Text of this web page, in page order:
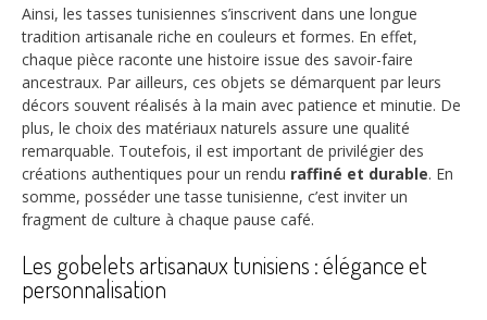
Ainsi, les tasses tunisiennes s’inscrivent dans une longue
tradition artisanale riche en couleurs et formes. En effet,
chaque pièce raconte une histoire issue des savoir-faire
ancestraux. Par ailleurs, ces objets se démarquent par leurs
décors souvent réalisés à la main avec patience et minutie. De
plus, le choix des matériaux naturels assure une qualité
remarquable. Toutefois, il est important de privilégier des
créations authentiques pour un rendu raffiné et durable. En
somme, posséder une tasse tunisienne, c’est inviter un
fragment de culture à chaque pause café.
Les gobelets artisanaux tunisiens : élégance et
personnalisation